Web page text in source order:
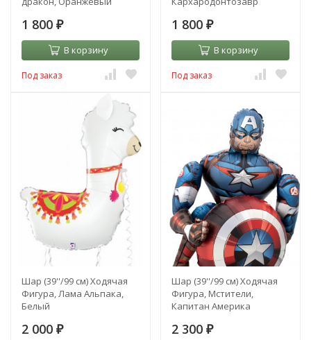
1 800 ₽
В корзину
Под заказ
1 800 ₽
В корзину
Под заказ
Шар (39''/99 см) Ходячая
Фигура, Лама Альпака,
Белый
2 000 ₽
Шар (39''/99 см) Ходячая
Фигура, Мстители,
Капитан Америка
2 300 ₽